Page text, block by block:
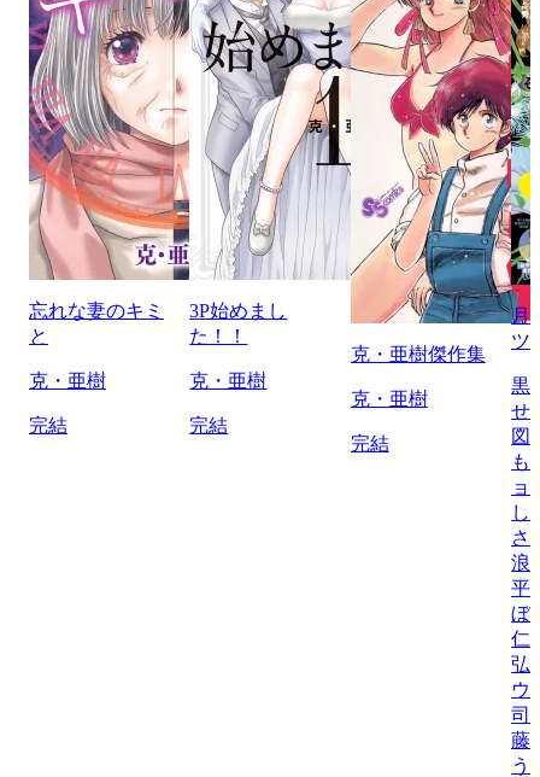
忘れな妻のキミ
と
克・亜樹
完結
3P始めまし
た！！
克・亜樹
完結
克・亜樹傑作集
克・亜樹
完結
月
ツ
黒
せ
図
も
ョ
し
さ
浪
平/
ぼ
仁
弘/
ウ
司/
藤
う